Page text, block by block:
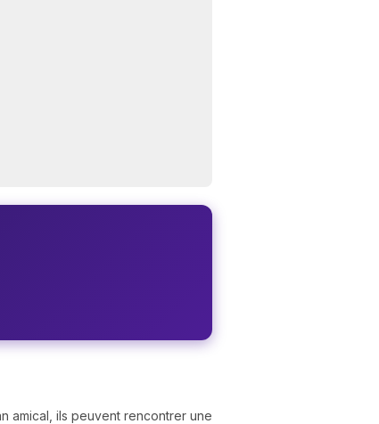
amical, ils peuvent rencontrer une